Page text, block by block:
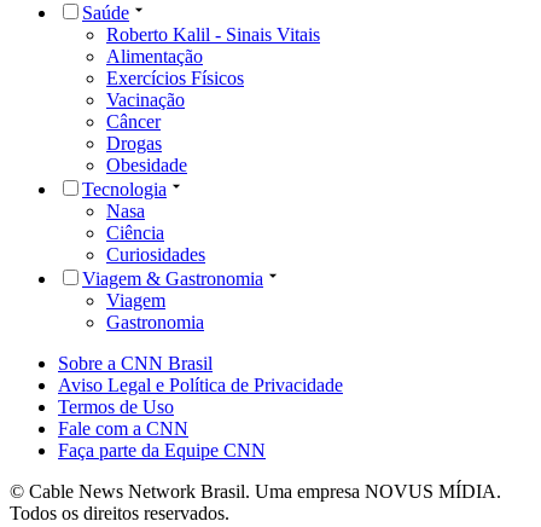
Saúde
Roberto Kalil - Sinais Vitais
Alimentação
Exercícios Físicos
Vacinação
Câncer
Drogas
Obesidade
Tecnologia
Nasa
Ciência
Curiosidades
Viagem & Gastronomia
Viagem
Gastronomia
Sobre a CNN Brasil
Aviso Legal e Política de Privacidade
Termos de Uso
Fale com a CNN
Faça parte da Equipe CNN
© Cable News Network Brasil. Uma empresa NOVUS MÍDIA.
Todos os direitos reservados.